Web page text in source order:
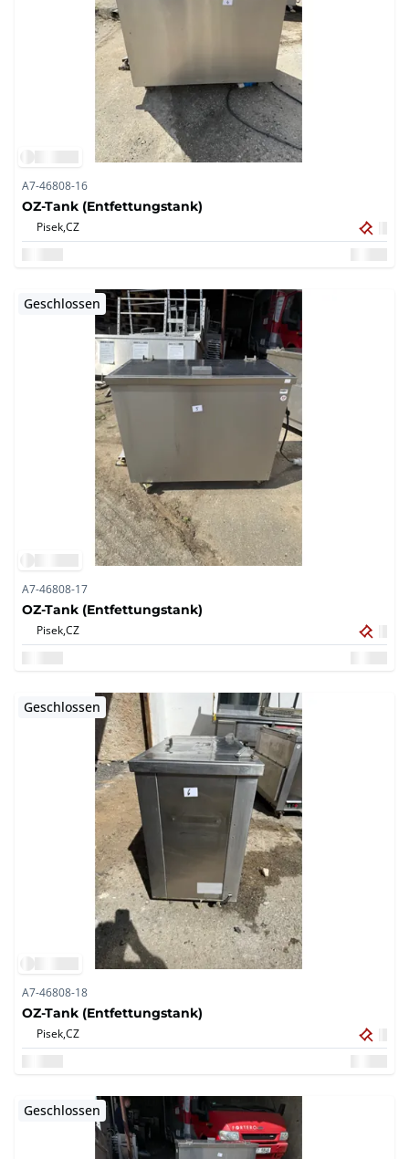
A7-46808-16
OZ-Tank (Entfettungstank)
Pisek,CZ
Geschlossen
A7-46808-17
OZ-Tank (Entfettungstank)
Pisek,CZ
Geschlossen
A7-46808-18
OZ-Tank (Entfettungstank)
Pisek,CZ
Geschlossen